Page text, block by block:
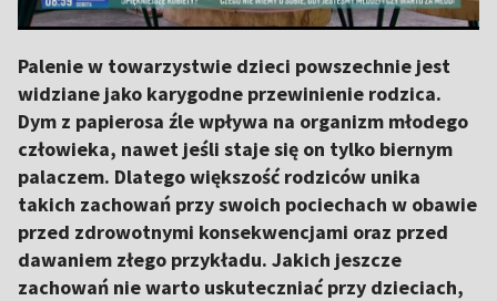
Palenie w towarzystwie dzieci powszechnie jest
widziane jako karygodne przewinienie rodzica.
Dym z papierosa źle wpływa na organizm młodego
człowieka, nawet jeśli staje się on tylko biernym
palaczem. Dlatego większość rodziców unika
takich zachowań przy swoich pociechach w obawie
przed zdrowotnymi konsekwencjami oraz przed
dawaniem złego przykładu. Jakich jeszcze
zachowań nie warto uskuteczniać przy dzieciach,